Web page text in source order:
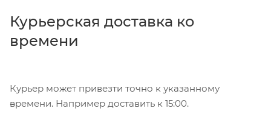
Курьерская доставка ко
времени
Курьер может привезти точно к указанному
времени. Например доставить к 15:00.